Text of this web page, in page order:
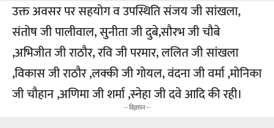
उक्त अवसर पर सहयोग व उपस्थिति संजय जी सांखला,
संतोष जी पालीवाल, सुनीता जी दुबे,सौरभ जी चौबे
,अभिजीत जी राठौर, रवि जी परमार, ललित जी सांखला
,विकास जी राठौर ,लक्की जी गोयल, वंदना जी वर्मा ,मोनिका
जी चौहान ,अणिमा जी शर्मा ,स्नेहा जी दवे आदि की रही।
-- विज्ञापन --